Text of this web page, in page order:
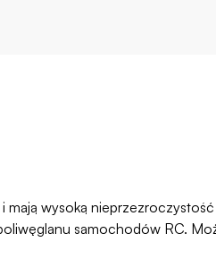
wysoką
samochodów RC.